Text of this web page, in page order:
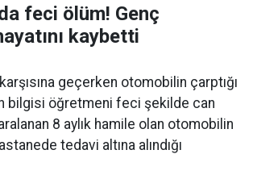
feci ölüm! Genç
kaybetti
geçerken otomobilin çarptığı
bilgisi öğretmeni feci şekilde can
8 aylık hamile olan otomobilin
tedavi altına alındığı